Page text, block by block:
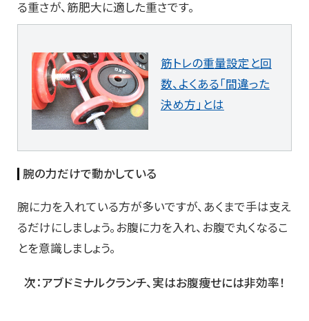
る重さが、筋肥大に適した重さです。
筋トレの重量設定と回
数、よくある「間違った
決め方」とは
腕の力だけで動かしている
腕に力を入れている方が多いですが、あくまで手は支え
るだけにしましょう。お腹に力を入れ、お腹で丸くなるこ
とを意識しましょう。
次：アブドミナルクランチ、実はお腹痩せには非効率！